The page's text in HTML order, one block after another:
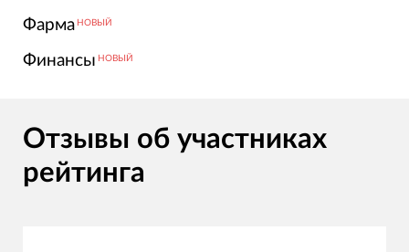
Фарма НОВЫЙ
Финансы НОВЫЙ
Отзывы об участниках
рейтинга